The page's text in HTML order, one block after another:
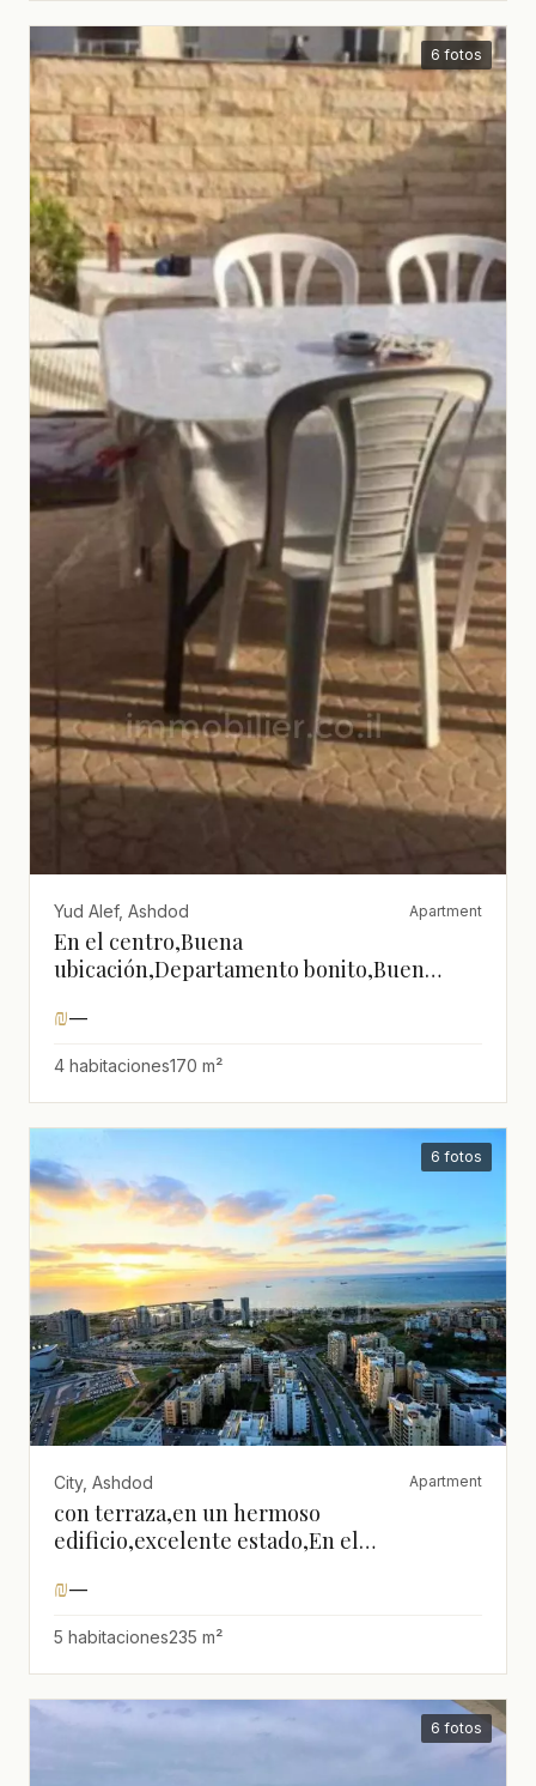
6 fotos
Yud Alef, Ashdod Apartment
En el centro,Buena
ubicación,Departamento bonito,Buen
₪—
4 habitaciones170 m²
6 fotos
City, Ashdod Apartment
con terraza,en un hermoso
edificio,excelente estado,En el
vista,Grande,Cerca del mar,Vista al mar,¡No
se lo puede perder!,bien
arreglado,luminoso,espacioso,Totalmente
amueblado,Espléndido
₪—
5 habitaciones235 m²
6 fotos